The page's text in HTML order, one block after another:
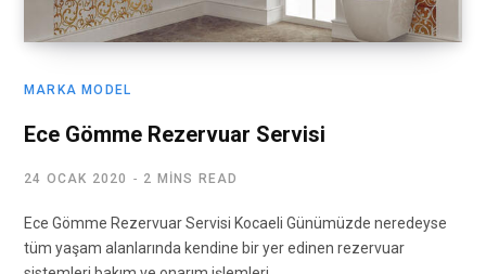
MARKA MODEL
Ece Gömme Rezervuar Servisi
24 OCAK 2020 2 MINS READ
Ece Gömme Rezervuar Servisi Kocaeli Günümüzde neredeyse
tüm yaşam alanlarında kendine bir yer edinen rezervuar